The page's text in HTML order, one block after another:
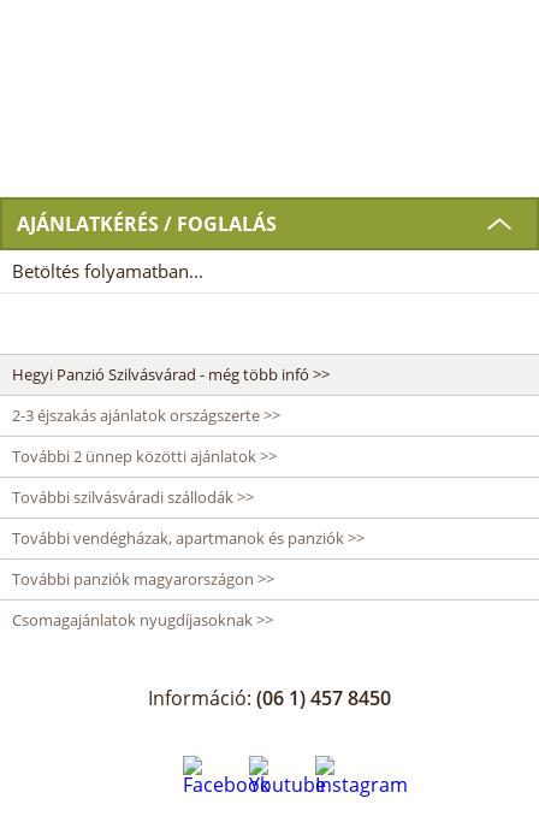
AJÁNLATKÉRÉS / FOGLALÁS
Betöltés folyamatban...
Hegyi Panzió Szilvásvárad - még több infó >>
2-3 éjszakás ajánlatok országszerte >>
További 2 ünnep közötti ajánlatok >>
További szilvásváradi szállodák >>
További vendégházak, apartmanok és panziók >>
További panziók magyarországon >>
Csomagajánlatok nyugdíjasoknak >>
Információ: (06 1) 457 8450